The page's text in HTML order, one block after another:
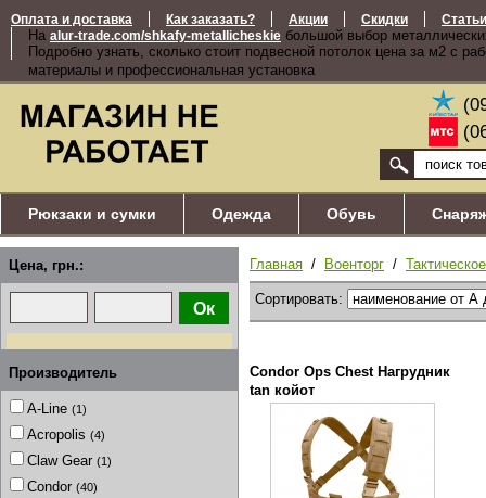
Оплата и доставка Как заказать? Акции Скидки Статьи
На alur-trade.com/shkafy-metallicheskie большой выбор
Подробно узнать, сколько стоит подвесной потолок цена за м2 с
материалы и профессиональная установка
Рюкзаки и сумки Одежда Обувь
Цена, грн.:
Производитель
A-Line (1)
Acropolis (4)
Claw Gear (1)
Condor (40)
Главная / Военторг /
Сортировать:
Condor Ops Chest Нагрудник
tan койот